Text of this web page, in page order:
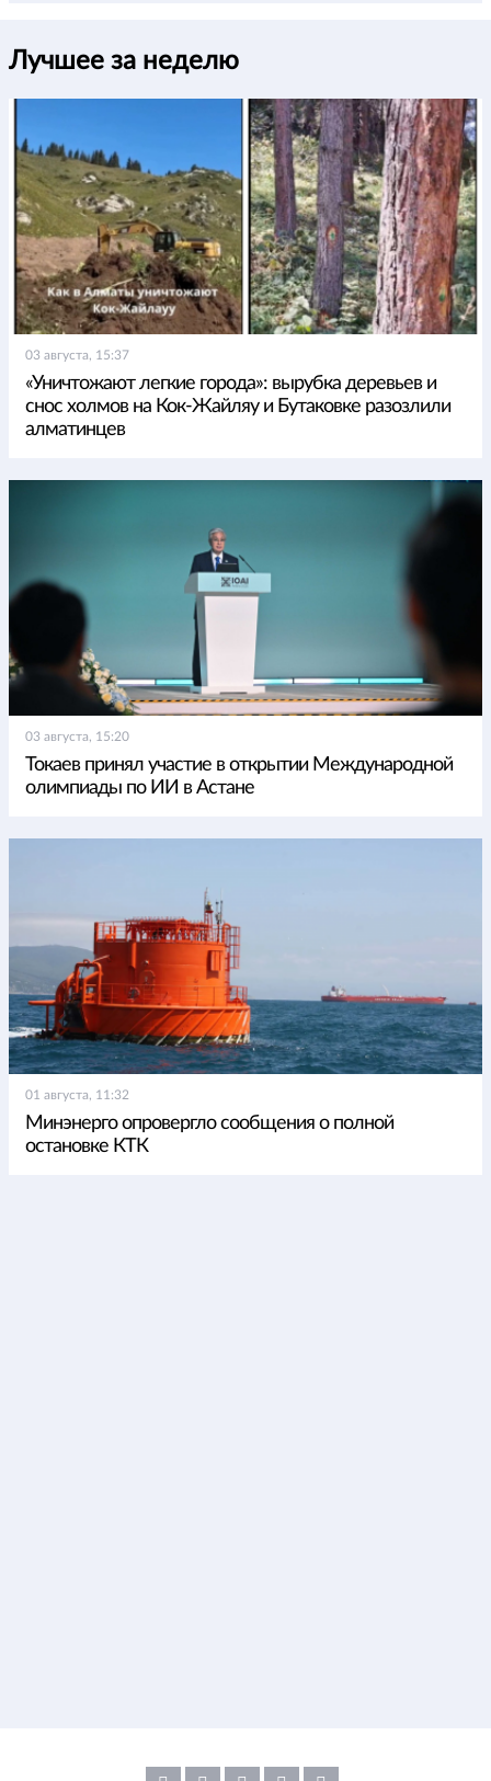
Лучшее за неделю
03 августа, 15:37
«Уничтожают легкие города»: вырубка деревьев и
снос холмов на Кок-Жайляу и Бутаковке разозлили
алматинцев
03 августа, 15:20
Токаев принял участие в открытии Международной
олимпиады по ИИ в Астане
01 августа, 11:32
Минэнерго опровергло сообщения о полной
остановке КТК